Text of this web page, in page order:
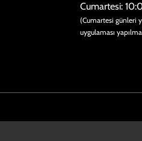
​​Cumartesi:
(Cumartesi günleri
uygulaması